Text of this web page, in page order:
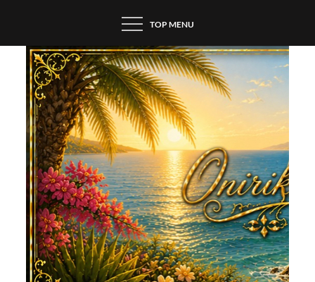
content
TOP MENU